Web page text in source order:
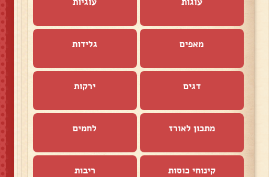
מאפים גלידות
דגים ירקות
מתכון לאורז לחמים
קינוחי כוסות ריבות